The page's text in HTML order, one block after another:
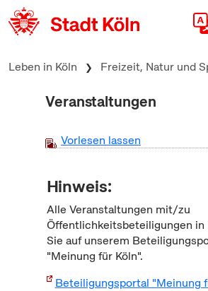
zum Inhalt springen
Leben in Köln Freizeit, Natur und
Veranstaltungen
Vorlesen lassen
Hinweis:
Alle Veranstaltungen mit/zu
Öffentlichkeitsbeteiligungen in
Sie auf unserem
"Meinung für Köln".
Beteiligungsportal "Meinung